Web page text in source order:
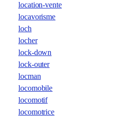
location-vente
locavorisme
loch
locher
lock-down
lock-outer
locman
locomobile
locomotif
locomotrice